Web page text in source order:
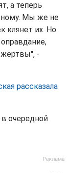
а теперь
Мы же не
клянет их. Но
-
рассказала
очередной